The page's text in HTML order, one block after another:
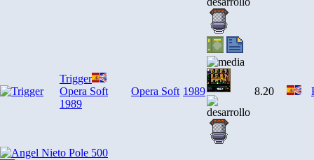
Trigger
Opera Soft
1989
Opera Soft 1989 8.20